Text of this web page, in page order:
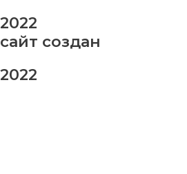
2022
сайт создан
2022